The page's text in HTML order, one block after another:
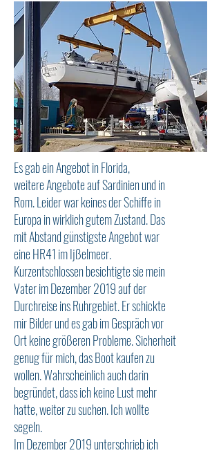
Es gab ein Angebot in Florida,
weitere Angebote auf Sardinien und in
Rom. Leider war keines der Schiffe in
Europa in wirklich gutem Zustand. Das
mit Abstand günstigste Angebot war
eine HR41 im Ijßelmeer.
Kurzentschlossen besichtigte sie mein
Vater im Dezember 2019 auf der
Durchreise ins Ruhrgebiet. Er schickte
mir Bilder und es gab im Gespräch vor
Ort keine größeren Probleme. Sicherheit
genug für mich, das Boot kaufen zu
wollen. Wahrscheinlich auch darin
begründet, dass ich keine Lust mehr
hatte, weiter zu suchen. Ich wollte
segeln.
Im Dezember 2019 unterschrieb ich